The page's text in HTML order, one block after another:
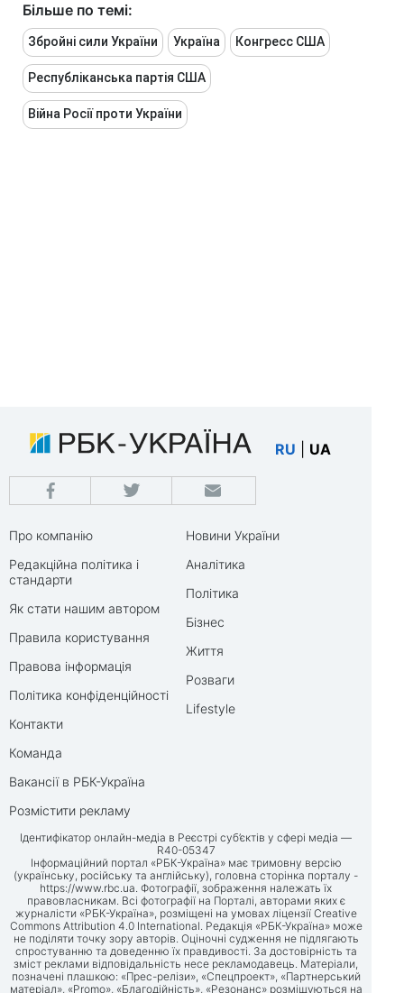
Більше по темі:
Збройні сили України Україна Конгресс США
Республіканська партія США
Війна Росії проти України
RU UA
Про компанію
Редакційна політика і
стандарти
Як стати нашим автором
Правила користування
Правова інформація
Політика конфіденційності
Контакти
Команда
Вакансії в РБК-Україна
Розмістити рекламу
Новини України
Аналітика
Політика
Бізнес
Життя
Розваги
Lifestyle
Ідентифікатор онлайн-медіа в Реєстрі суб’єктів у сфері медіа —
R40-05347
Інформаційний портал «РБК-Україна» має тримовну версію
(українську, російську та англійську), головна сторінка порталу -
https://www.rbc.ua. Фотографії, зображення належать їх
правовласникам. Всі фотографії на Порталі, авторами яких є
журналісти «РБК-Україна», розміщені на умовах ліцензії Creative
Commons Attribution 4.0 International. Редакція «РБК-Україна» може
не поділяти точку зору авторів. Оціночні судження не підлягають
спростуванню та доведенню їх правдивості. За достовірність та
зміст реклами відповідальність несе рекламодавець. Матеріали,
позначені плашкою: «Прес-релізи», «Спецпроект», «Партнерський
матеріал», «Promo», «Благодійність», «Резонанс» розміщуються на